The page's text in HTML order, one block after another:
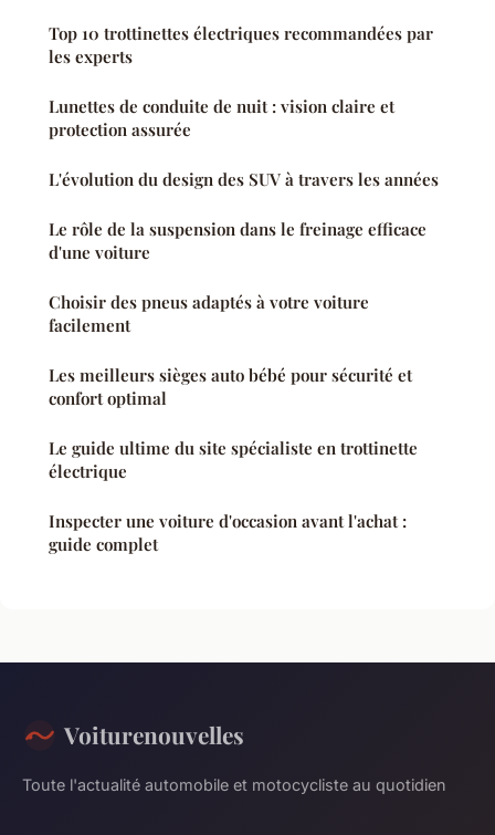
Top 10 trottinettes électriques recommandées par
les experts
Lunettes de conduite de nuit : vision claire et
protection assurée
L'évolution du design des SUV à travers les années
Le rôle de la suspension dans le freinage efficace
d'une voiture
Choisir des pneus adaptés à votre voiture
facilement
Les meilleurs sièges auto bébé pour sécurité et
confort optimal
Le guide ultime du site spécialiste en trottinette
électrique
Inspecter une voiture d'occasion avant l'achat :
guide complet
Voiturenouvelles
Toute l'actualité automobile et motocycliste au quotidien